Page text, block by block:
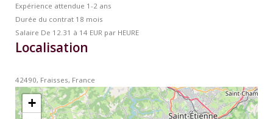
Expérience attendue 1-2 ans
Durée du contrat 18 mois
Salaire De 12.31 à 14 EUR par HEURE
Localisation
42490, Fraisses, France
+